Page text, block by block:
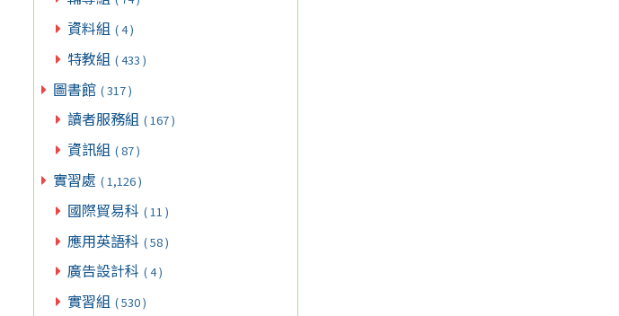
資料組 ( 4 )
特教組 ( 433 )
圖書館 ( 317 )
讀者服務組 ( 167 )
資訊組 ( 87 )
實習處 ( 1,126 )
國際貿易科 ( 11 )
應用英語科 ( 58 )
廣告設計科 ( 4 )
實習組 ( 530 )